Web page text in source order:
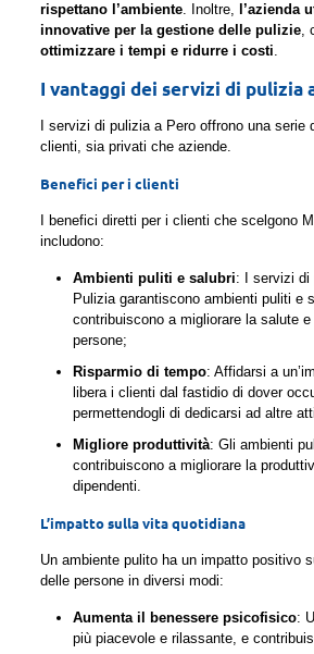
rispettano l’ambiente. Inoltre, l’azienda
innovative per la gestione delle pulizie,
ottimizzare i tempi e ridurre i costi.
I vantaggi dei servizi di pulizia
I servizi di pulizia a Pero offrono una serie
clienti, sia privati che aziende.
Benefici per i clienti
I benefici diretti per i clienti che scelgono
includono:
Ambienti puliti e salubri: I servizi di
Pulizia garantiscono ambienti puliti e
contribuiscono a migliorare la salute
persone;
Risparmio di tempo: Affidarsi a
libera i clienti dal fastidio di dover
permettendogli di dedicarsi ad altre
Migliore produttività: Gli ambienti
contribuiscono a migliorare la
dipendenti.
L’impatto sulla vita quotidiana
Un ambiente pulito ha un impatto positivo
delle persone in diversi modi:
Aumenta il benessere psicofisico:
più piacevole e rilassante, e